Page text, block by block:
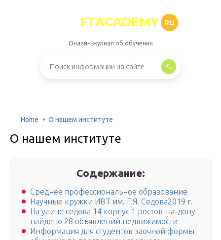
FTACADEMY RU
Онлайн-журнал об обучении
Home О нашем институте
О нашем институте
Содержание:
Среднее профессиональное образование
Научные кружки ИВТ им. Г.Я. Седова2019 г.
На улице седова 14 корпус 1 ростов-на-дону
найдено 28 объявлений недвижимости
Информация для студентов заочной формы